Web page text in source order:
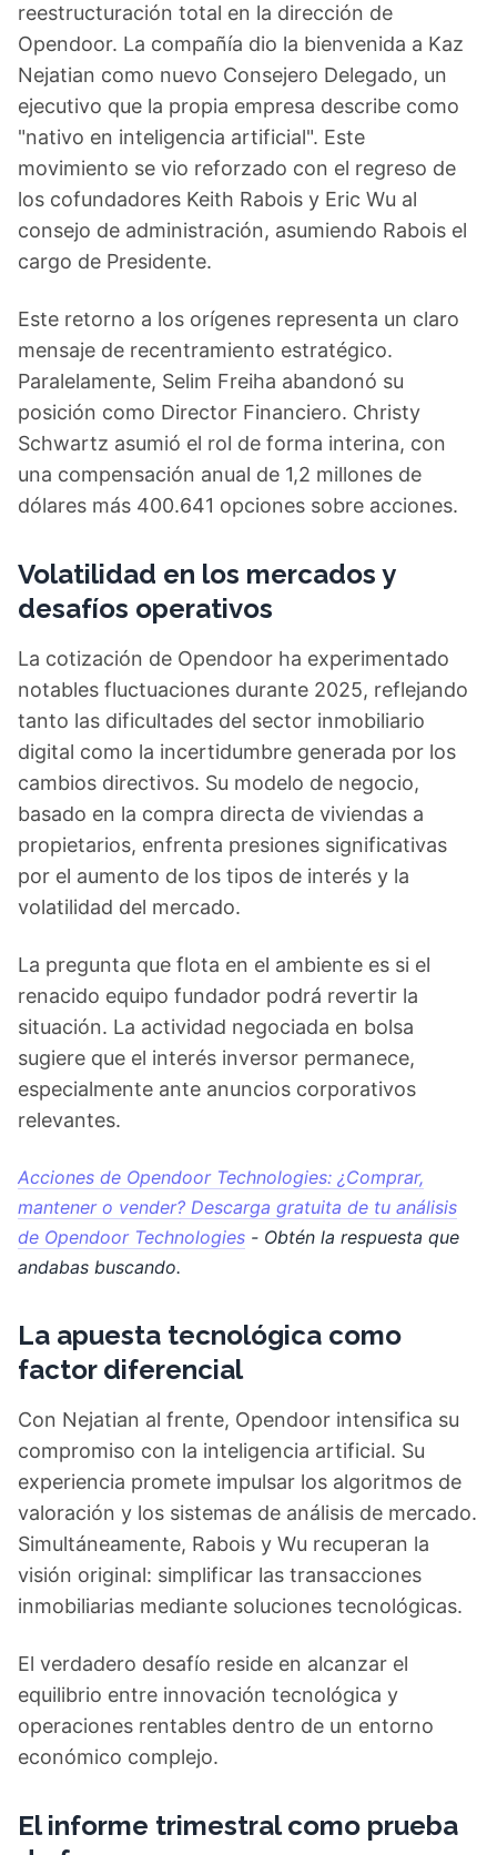
reestructuración total en la dirección de
Opendoor. La compañía dio la bienvenida a Kaz
Nejatian como nuevo Consejero Delegado, un
ejecutivo que la propia empresa describe como
"nativo en inteligencia artificial". Este
movimiento se vio reforzado con el regreso de
los cofundadores Keith Rabois y Eric Wu al
consejo de administración, asumiendo Rabois el
cargo de Presidente.
Este retorno a los orígenes representa un claro
mensaje de recentramiento estratégico.
Paralelamente, Selim Freiha abandonó su
posición como Director Financiero. Christy
Schwartz asumió el rol de forma interina, con
una compensación anual de 1,2 millones de
dólares más 400.641 opciones sobre acciones.
Volatilidad en los mercados y
desafíos operativos
La cotización de Opendoor ha experimentado
notables fluctuaciones durante 2025, reflejando
tanto las dificultades del sector inmobiliario
digital como la incertidumbre generada por los
cambios directivos. Su modelo de negocio,
basado en la compra directa de viviendas a
propietarios, enfrenta presiones significativas
por el aumento de los tipos de interés y la
volatilidad del mercado.
La pregunta que flota en el ambiente es si el
renacido equipo fundador podrá revertir la
situación. La actividad negociada en bolsa
sugiere que el interés inversor permanece,
especialmente ante anuncios corporativos
relevantes.
Acciones de Opendoor Technologies: ¿Comprar,
mantener o vender? Descarga gratuita de tu análisis
de Opendoor Technologies - Obtén la respuesta que
andabas buscando.
La apuesta tecnológica como
factor diferencial
Con Nejatian al frente, Opendoor intensifica su
compromiso con la inteligencia artificial. Su
experiencia promete impulsar los algoritmos de
valoración y los sistemas de análisis de mercado.
Simultáneamente, Rabois y Wu recuperan la
visión original: simplificar las transacciones
inmobiliarias mediante soluciones tecnológicas.
El verdadero desafío reside en alcanzar el
equilibrio entre innovación tecnológica y
operaciones rentables dentro de un entorno
económico complejo.
El informe trimestral como prueba